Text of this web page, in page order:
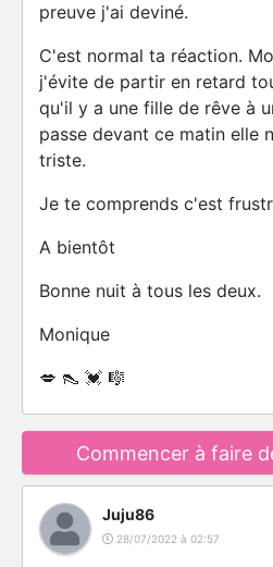
preuve j'ai deviné.
C'est normal ta réaction.
j'évite de partir en retard
qu'il y a une fille de rêve à
passe devant ce matin elle
triste.
Je te comprends c'est
A bientôt
Bonne nuit à tous les deux.
Monique
💋 👠 💓 🎼
Commencer à faire
Juju86
28/07/2022 à 02:57